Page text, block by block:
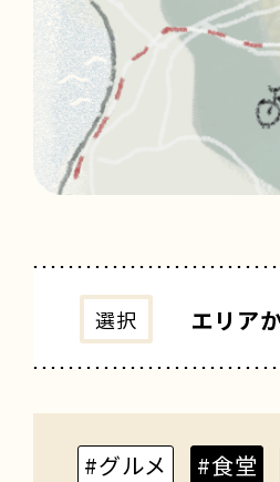
選択 エリア
#グルメ #食堂